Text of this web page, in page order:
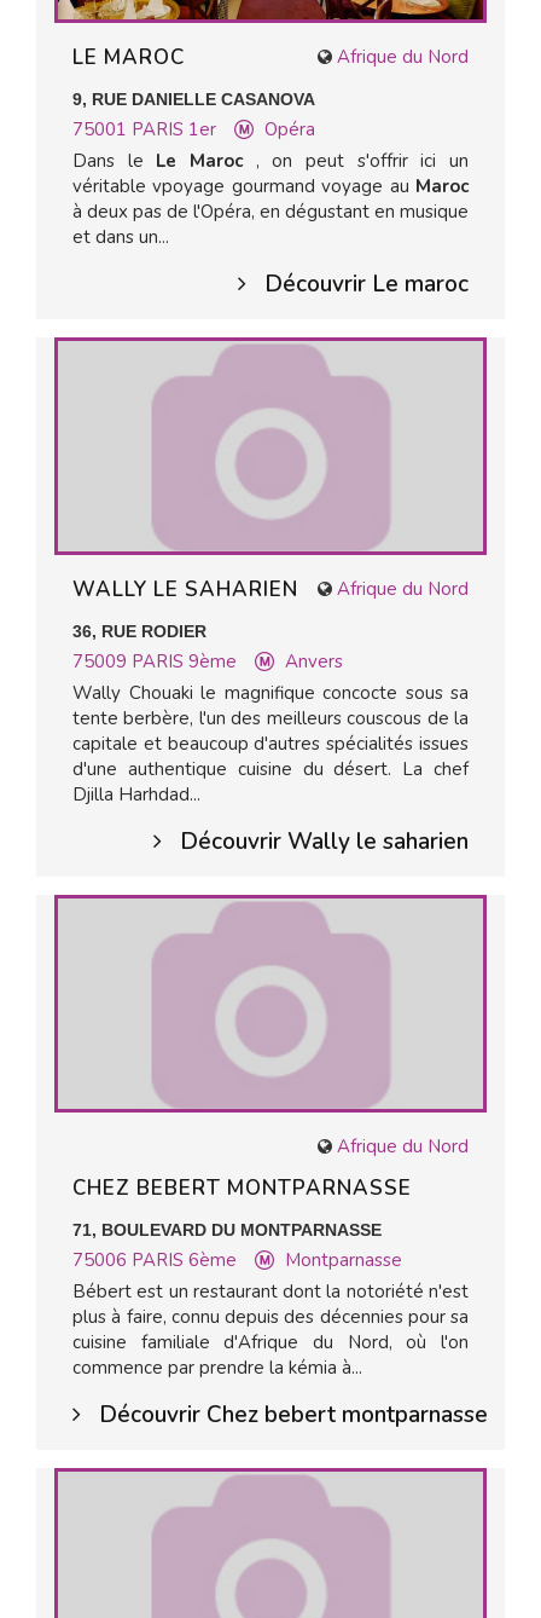
Afrique du Nord
LE MAROC
9, RUE DANIELLE CASANOVA
75001 PARIS 1er
Opéra
Dans le Le Maroc , on peut s'offrir ici un
véritable vpoyage gourmand voyage au Maroc
à deux pas de l'Opéra, en dégustant en musique
et dans un...
Découvrir Le maroc
Afrique du Nord
WALLY LE SAHARIEN
36, RUE RODIER
75009 PARIS 9ème
Anvers
Wally Chouaki le magnifique concocte sous sa
tente berbère, l'un des meilleurs couscous de la
capitale et beaucoup d'autres spécialités issues
d'une authentique cuisine du désert. La chef
Djilla Harhdad...
Découvrir Wally le saharien
Afrique du Nord
CHEZ BEBERT MONTPARNASSE
71, BOULEVARD DU MONTPARNASSE
75006 PARIS 6ème
Montparnasse
Bébert est un restaurant dont la notoriété n'est
plus à faire, connu depuis des décennies pour sa
cuisine familiale d'Afrique du Nord, où l'on
commence par prendre la kémia à...
Découvrir Chez bebert montparnasse